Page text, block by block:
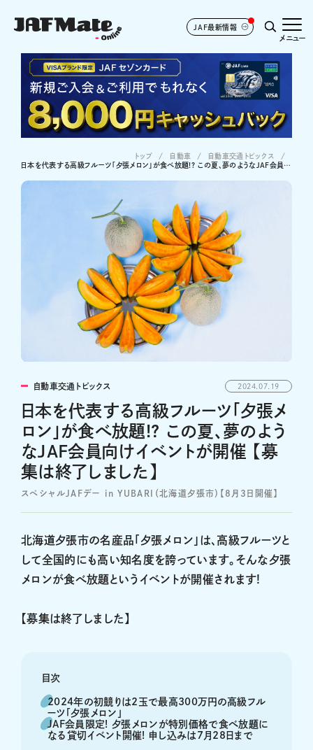
JAF最新情報
メニュー
トップ 自動車
自動車交通トピックス
日本を代表する高級フルーツ「夕張メロン」が食べ放題!? この夏、夢のようなJAF会員向けイベントが開催 【募集は終了しました】
自動車交通トピックス 2024.07.19
日本を代表する高級フルーツ「夕張メ
ロン」が食べ放題!? この夏、夢のよう
なJAF会員向けイベントが開催 【募
集は終了しました】
スペシャルJAFデー in YUBARI（北海道夕張市）【8月3日開催】
北海道夕張市の名産品「夕張メロン」は、高級フルーツと
して全国的にも高い知名度を誇っています。そんな夕張
メロンが食べ放題というイベントが開催されます!
【募集は終了しました】
目次
2024年の初競りは2玉で最高300万円の高級フル
ーツ「夕張メロン」
JAF会員限定! 夕張メロンが特別価格で食べ放題に
なる貸切イベント開催! 申し込みは7月28日まで